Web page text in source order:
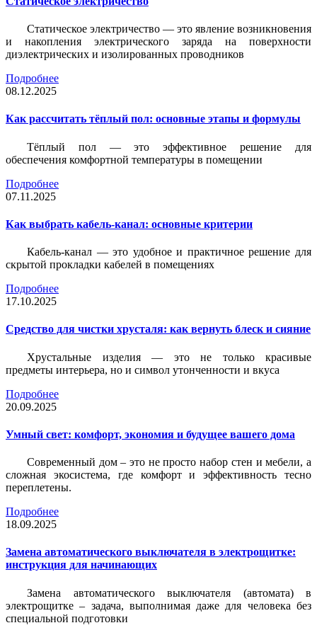
Статическое электричество — это явление возникновения
и накопления электрического заряда на поверхности
диэлектрических и изолированных проводников
Подробнее
08.12.2025
Как рассчитать тёплый пол: основные этапы и формулы
Тёплый пол — это эффективное решение для
обеспечения комфортной температуры в помещении
Подробнее
07.11.2025
Как выбрать кабель-канал: основные критерии
Кабель-канал — это удобное и практичное решение для
скрытой прокладки кабелей в помещениях
Подробнее
17.10.2025
Средство для чистки хрусталя: как вернуть блеск и сияние
Хрустальные изделия — это не только красивые
предметы интерьера, но и символ утонченности и вкуса
Подробнее
20.09.2025
Умный свет: комфорт, экономия и будущее вашего дома
Современный дом – это не просто набор стен и мебели, а
сложная экосистема, где комфорт и эффективность тесно
переплетены.
Подробнее
18.09.2025
Замена автоматического выключателя в электрощитке:
инструкция для начинающих
Замена автоматического выключателя (автомата) в
электрощитке – задача, выполнимая даже для человека без
специальной подготовки